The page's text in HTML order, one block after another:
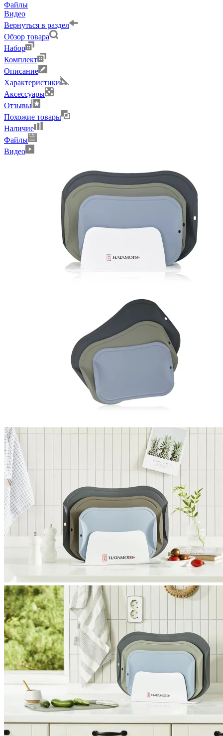
Файлы
Видео
Вернуться в раздел
Обзор товара
Набор
Комплект
Описание
Характеристики
Аксессуары
Отзывы
Похожие товары
Наличие
Файлы
Видео